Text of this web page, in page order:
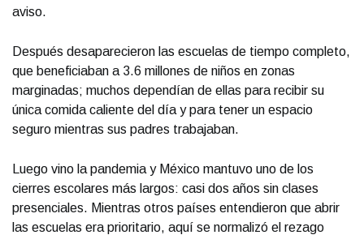
aviso.
Después desaparecieron las escuelas de tiempo completo,
que beneficiaban a 3.6 millones de niños en zonas
marginadas; muchos dependían de ellas para recibir su
única comida caliente del día y para tener un espacio
seguro mientras sus padres trabajaban.
Luego vino la pandemia y México mantuvo uno de los
cierres escolares más largos: casi dos años sin clases
presenciales. Mientras otros países entendieron que abrir
las escuelas era prioritario, aquí se normalizó el rezago